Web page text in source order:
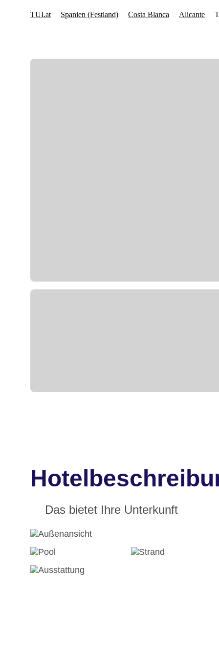
Das bietet Ihre Unterkunft